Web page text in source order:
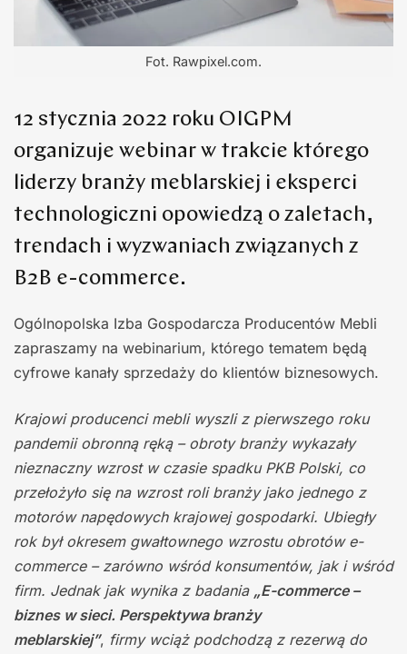
Fot. Rawpixel.com.
12 stycznia 2022 roku OIGPM
organizuje webinar w trakcie którego
liderzy branży meblarskiej i eksperci
technologiczni opowiedzą o zaletach,
trendach i wyzwaniach związanych z
B2B e-commerce.
Ogólnopolska Izba Gospodarcza Producentów Mebli
zapraszamy na webinarium, którego tematem będą
cyfrowe kanały sprzedaży do klientów biznesowych.
Krajowi producenci mebli wyszli z pierwszego roku
pandemii obronną ręką – obroty branży wykazały
nieznaczny wzrost w czasie spadku PKB Polski, co
przełożyło się na wzrost roli branży jako jednego z
motorów napędowych krajowej gospodarki. Ubiegły
rok był okresem gwałtownego wzrostu obrotów e-
commerce – zarówno wśród konsumentów, jak i wśród
firm. Jednak jak wynika z badania „E-commerce –
biznes w sieci. Perspektywa branży
meblarskiej”, firmy wciąż podchodzą z rezerwą do